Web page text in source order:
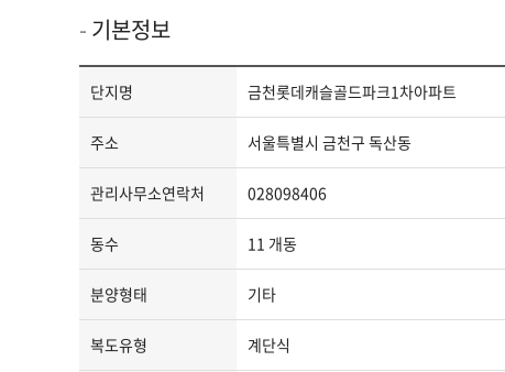
기본정보
정
지
단
분
단지명 금천롯데캐슬골드파크1차아파트
주소 서울특별시 금천구 독산동
관리사무소연락처 028098406
동수 11 개동
분양형태 기타
복도유형 계단식